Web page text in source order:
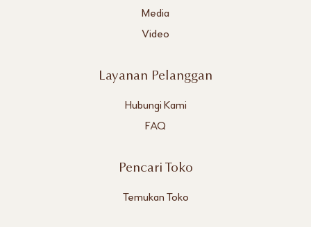
Media
Video
Layanan Pelanggan
Hubungi Kami
FAQ
Pencari Toko
Temukan Toko